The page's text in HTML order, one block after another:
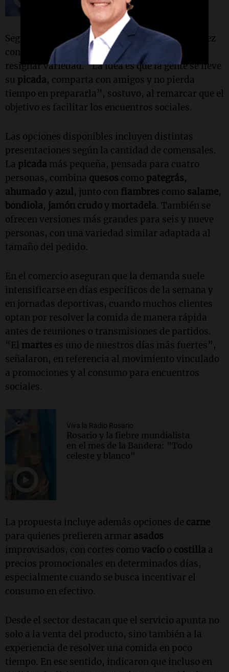
Según detalló, el principal atractivo es la rapidez
con la que puede resolverse una comida sin
resignar variedad. “La idea es que la gente se lleve
su picada, comparta con amigos y no pierda
tiempo en prepararla”, sostuvo, al remarcar que el
objetivo es facilitar los encuentros sociales.
Las opciones disponibles incluyen distintas
presentaciones según la cantidad de comensales.
La picada más pequeña, pensada para cuatro
personas, combina quesos como pategrás,
ahumadoy azul, junto con fiambres como salame,
bondiola, jamón crudoy mortadela. También se
ofrecen versiones más grandes para seis y nueve
personas, con una variedad similar adaptada al
tamaño del pedido.
En el comercio aseguran que la demanda suele
intensificarse en días específicos de la semana y
en jornadas deportivas, cuando muchos clientes
optan por resolver la comida de manera rápida
antes de reuniones o transmisiones de partidos.
“El martes es uno de nuestros días más fuertes”,
señalaron, en referencia al movimiento vinculado
a promociones y al consumo para encuentros
sociales.
Viva la Radio Rosario
Rosario y la fiebre mundialista
en el mes de la Bandera: "Todo
celeste y blanco"
La propuesta incluye además opciones de carne
para quienes prefieren armar asados
improvisados, con cortes como vacío o costilla a
precios promocionales en determinados días,
especialmente cuando se busca incentivar el
consumo en efectivo.
Desde el sector destacan que el servicio apunta no
solo a la venta del producto, sino también a la
experiencia de resolver una comida en poco
tiempo. En ese sentido, indicaron que incluso en